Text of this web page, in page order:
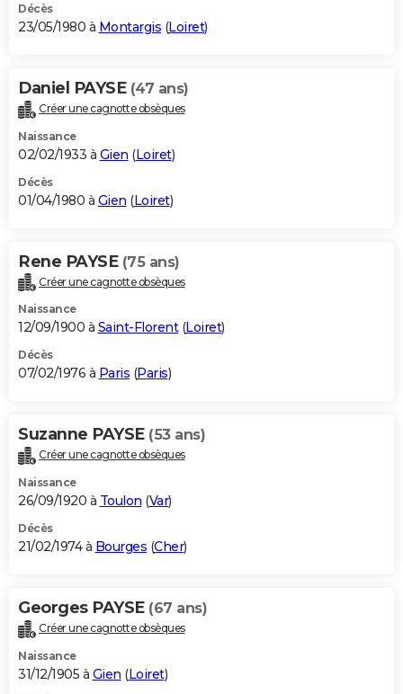
Décès
23/05/1980 à Montargis (Loiret)
Daniel PAYSE (47 ans)
Créer une cagnotte obsèques
Naissance
02/02/1933 à Gien (Loiret)
Décès
01/04/1980 à Gien (Loiret)
Rene PAYSE (75 ans)
Créer une cagnotte obsèques
Naissance
12/09/1900 à Saint-Florent(Loiret)
Décès
07/02/1976 à Paris (Paris)
Suzanne PAYSE (53 ans)
Créer une cagnotte obsèques
Naissance
26/09/1920 à Toulon (Var)
Décès
21/02/1974 à Bourges (Cher)
Georges PAYSE (67 ans)
Créer une cagnotte obsèques
Naissance
31/12/1905 à Gien (Loiret)